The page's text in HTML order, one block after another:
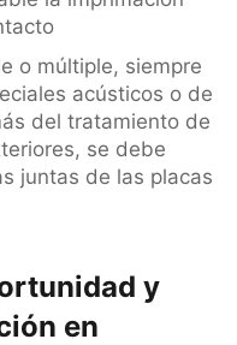
o múltiple, siempre
acústicos o de
del tratamiento de
se debe
juntas de las placas
y
en